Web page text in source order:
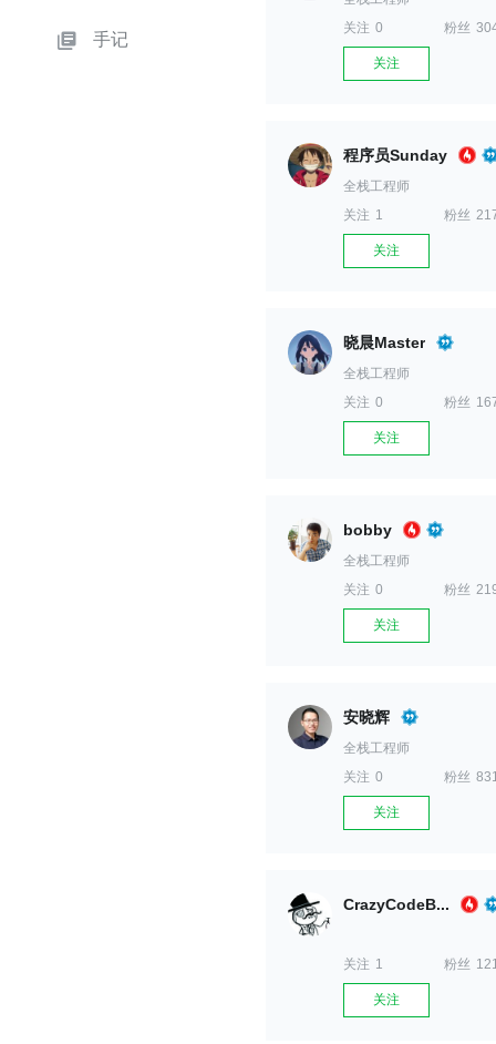
手记
关注 0 粉丝
关注
程序员Sunday
全栈工程师
关注 1 粉丝
关注
晓晨Master
全栈工程师
关注 0 粉丝
关注
bobby
全栈工程师
关注 0 粉丝
关注
安晓辉
全栈工程师
关注 0 粉丝
关注
CrazyCodeB...
关注 1 粉丝
关注